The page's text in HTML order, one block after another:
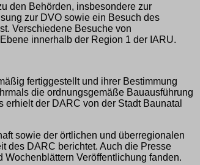
den Behörden, insbesondere zur
zur DVO sowie ein Besuch des
Verschiedene Besuche von
innerhalb der Region 1 der IARU.
fertiggestellt und ihrer Bestimmung
die ordnungsgemäße Bauausführung
der DARC von der Stadt Baunatal
sowie der örtlichen und überregionalen
des DARC berichtet. Auch die Presse
Veröffentlichung fanden.